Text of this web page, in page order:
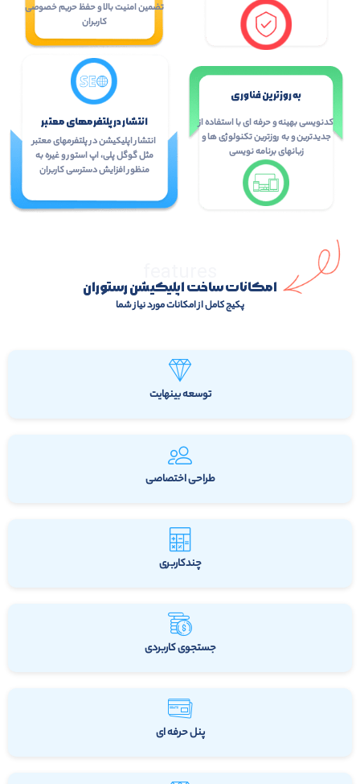
تضمین امنیت بالا و حفظ حریم خصوصی
کاربران
به روزترین فناوری
کدنویسی بهینه و حرفه ای با استفاده از
جدیدترین و به روزترین تکنولوژی ها و
زبانهای برنامه نویسی
انتشار در پلتفرمهای معتبر
انتشار اپلیکیشن در پلتفرمهای معتبر
مثل گوگل پلی، اپ استور و غیره به
منظور افزایش دسترسی کاربران
امکانات ساخت اپلیکیشن رستوران
پکیج کامل از امکانات مورد نیاز شما
توسعه بینهایت
طراحی اختصاصی
چندکاربری
جستجوی کاربردی
پنل حرفه ای